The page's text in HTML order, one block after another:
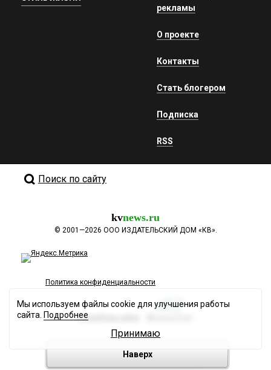
рекламы
О проекте
Контакты
Стать блогером
Подписка
RSS
Поиск по сайту
kvnews.ru
© 2001—2026 ООО ИЗДАТЕЛЬСКИЙ ДОМ «КВ».
Политика конфиденциальности
Разработка сайта
Наверх
Мы используем файлы cookie для улучшения работы
сайта. Подробнее
Принимаю